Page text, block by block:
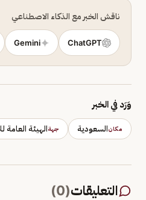
ناقش الخبر مع الذكاء الاصطناعي
ChatGPT
Gemini
وَرَد في الخبر
مكانالسعودية جهةالهيئة العامة
التعليقات(
0
)